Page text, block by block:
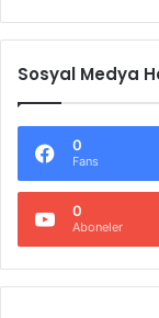
Sosyal Medya
0
Fans
0
Aboneler